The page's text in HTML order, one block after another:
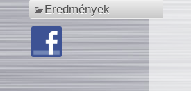
Eredmények